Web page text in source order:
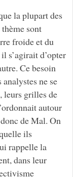
la plupart des
sont
froide et du
s’agirait d’opter
Ce besoin
ne se
leurs grilles de
autour
de Mal. On
ils
rappelle la
dans leur